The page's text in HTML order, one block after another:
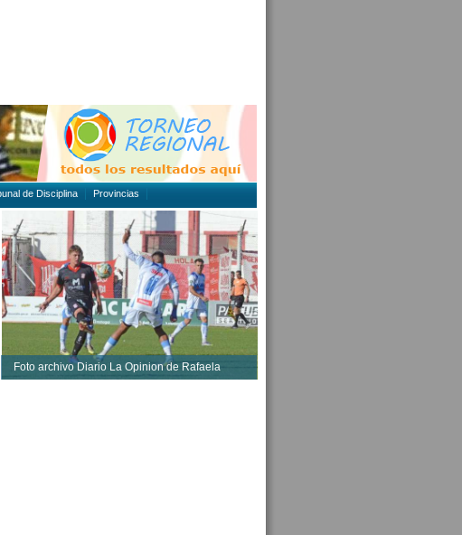
de Disciplina Provincias
Foto archivo Diario La Opinion de Rafaela